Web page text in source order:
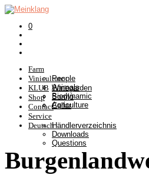
0
Farm
People
Animals
Biodynamic
Agriculture
Viniculture
Winegarden
Somlò
Cellar
KLUB
Shop
Contact
Service
Händlerverzeichnis
Downloads
Questions
Deutsch